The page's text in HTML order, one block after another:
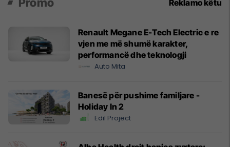
Promo Reklamo këtu
Renault Megane E-Tech Electric e re
vjen me më shumë karakter,
performancë dhe teknologji
Auto Mita
Banesë për pushime familjare -
Holiday In 2
Edil Project